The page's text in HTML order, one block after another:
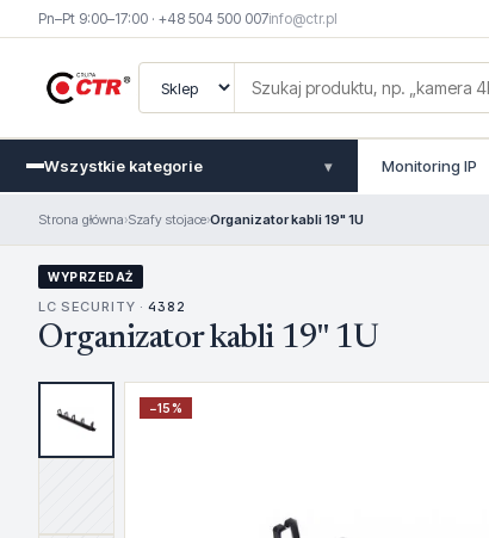
Pn–Pt 9:00–17:00 · +48 504 500 007info@ctr.pl
Wszystkie kategorie ▾ Monitoring IP
Strona główna›Szafy stojace›Organizator kabli 19" 1U
WYPRZEDAŻ
LC SECURITY · 4382
Organizator kabli 19" 1U
−15%